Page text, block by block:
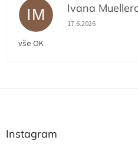
IM Ivana
Hodnocení obchodu
17.6.2026
vše OK
Z
Instagram